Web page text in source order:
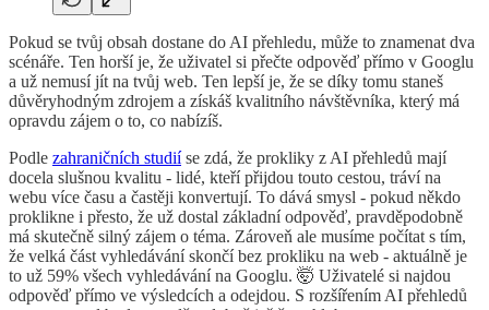
Pokud se tvůj obsah dostane do AI přehledu, může to znamenat dva
scénáře. Ten horší je, že uživatel si přečte odpověď přímo v Googlu
a už nemusí jít na tvůj web. Ten lepší je, že se díky tomu staneš
důvěryhodným zdrojem a získáš kvalitního návštěvníka, který má
opravdu zájem o to, co nabízíš.
Podle zahraničních studiíse zdá, že prokliky z AI přehledů mají
docela slušnou kvalitu - lidé, kteří přijdou touto cestou, tráví na
webu více času a častěji konvertují. To dává smysl - pokud někdo
proklikne i přesto, že už dostal základní odpověď, pravděpodobně
má skutečně silný zájem o téma. Zároveň ale musíme počítat s tím,
že velká část vyhledávání skončí bez prokliku na web - aktuálně je
to už 59% všech vyhledávání na Googlu. 🤯 Uživatelé si najdou
odpověď přímo ve výsledcích a odejdou. S rozšířením AI přehledů